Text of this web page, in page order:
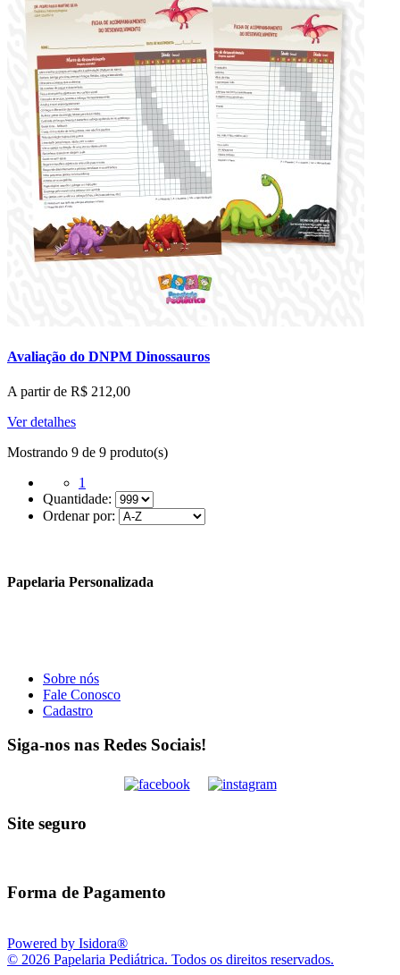
Avaliação do DNPM Dinossauros
A partir de R$ 212,00
Ver detalhes
Mostrando 9 de 9 produto(s)
1
Quantidade:
Ordenar por:
Papelaria Personalizada
Sobre nós
Fale Conosco
Cadastro
Siga-nos nas Redes Sociais!
Site seguro
Forma de Pagamento
Powered by Isidora®
© 2026 Papelaria Pediátrica. Todos os direitos reservados.